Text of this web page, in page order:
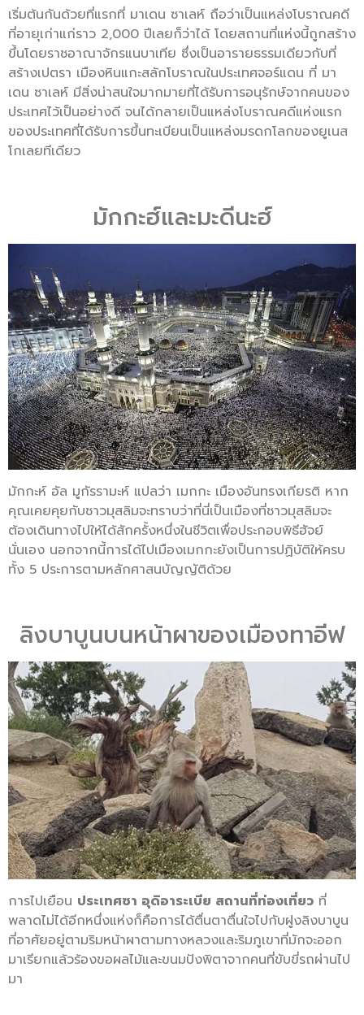
เริ่มต้นกันด้วยที่แรกที่ มาเดน ซาเลห์ ถือว่าเป็นแหล่งโบราณคดี
ที่อายุเก่าแก่ราว 2,000 ปีเลยก็ว่าได้ โดยสถานที่แห่งนี้ถูกสร้าง
ขึ้นโดยราชอาณาจักรแนบาเทีย ซึ่งเป็นอารายธรรมเดียวกับที่
สร้างเปตรา เมืองหินแกะสลักโบราณในประเทศจอร์แดน ที่ มา
เดน ซาเลห์ มีสิ่งน่าสนใจมากมายที่ได้รับการอนุรักษ์จากคนของ
ประเทศไว้เป็นอย่างดี จนได้กลายเป็นแหล่งโบราณคดีแห่งแรก
ของประเทศที่ได้รับการขึ้นทะเบียนเป็นแหล่งมรดกโลกของยูเนส
โกเลยทีเดียว
มักกะฮ์และมะดีนะฮ์
มักกะห์ อัล มูกัรรามะห์ แปลว่า เมกกะ เมืองอันทรงเกียรติ หาก
คุณเคยคุยกับชาวมุสลิมจะทราบว่าที่นี่เป็นเมืองที่ชาวมุสลิมจะ
ต้องเดินทางไปให้ได้สักครั้งหนึ่งในชีวิตเพื่อประกอบพิธีฮัจย์
นั่นเอง นอกจากนี้การได้ไปเมืองเมกกะยังเป็นการปฏิบัติให้ครบ
ทั้ง 5 ประการตามหลักศาสนบัญญัติด้วย
ลิงบาบูนบนหน้าผาของเมืองทาอีฟ
การไปเยือน ประเทศซา อุดิอาระเบีย สถานที่ท่องเที่ยว ที่
พลาดไม่ได้อีกหนึ่งแห่งก็คือการได้ตื่นตาตื่นใจไปกับฝูงลิงบาบูน
ที่อาศัยอยู่ตามริมหน้าผาตามทางหลวงและริมภูเขาที่มักจะออก
มาเรียกแล้วร้องขอผลไม้และขนมปังพิตาจากคนที่ขับขี่รถผ่านไป
มา